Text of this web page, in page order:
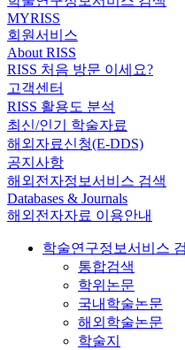
MYRISS
회원서비스
About RISS
RISS 처음 방문 이세요?
고객센터
RISS 활용도 분석
최신/인기 학술자료
해외자료신청(E-DDS)
공지사항
해외전자정보서비스 검색
Databases & Journals
해외전자자료 이용안내
학술연구정보서비스
통합검색
학위논문
국내학술논문
해외학술논문
학술지